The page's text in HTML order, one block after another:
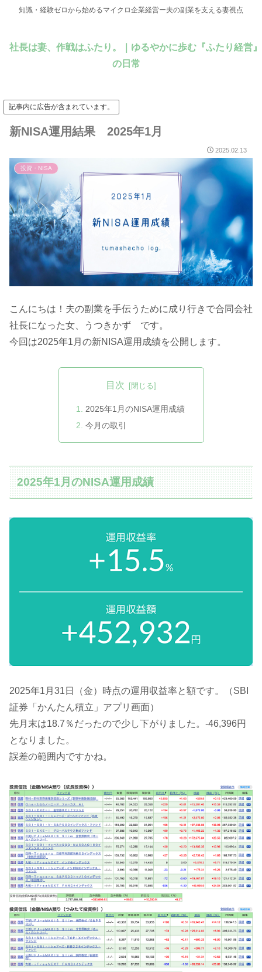
知識・経験ゼロから始めるマイクロ企業経営ー夫の副業を支える妻視点
社長は妻、作戦はふたり。｜ゆるやかに歩む『ふたり経営』
の日常
記事内に広告が含まれています。
新NISA運用結果 2025年1月
2025.02.13
投資・NISA
こんにちは！夫の副業を手伝うために成り行きで合同会社
社長になった女、うつきかず です。
今回は2025年1月の新NISA運用成績を公開します。
目次
2025年1月のNISA運用成績
今月の取引
2025年1月のNISA運用成績
2025年1月31日（金）時点の運用収益率と額です。（SBI
証券「かんたん積立」アプリ画面）
先月末は18.7％だったので少し下がりました。-46,396円
となりました。
誤差の範囲内ですかね。